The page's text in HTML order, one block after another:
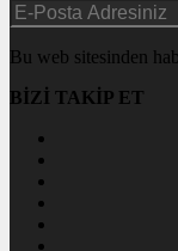
Bu web sitesinden
BİZİ TAKİP ET